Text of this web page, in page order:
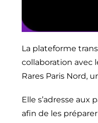
La plateforme
collaboration avec
Rares Paris Nord,
Elle s’adresse aux
afin de les